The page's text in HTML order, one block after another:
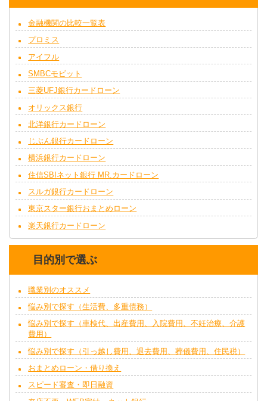
金融機関の比較一覧表
プロミス
アイフル
SMBCモビット
三菱UFJ銀行カードローン
オリックス銀行
北洋銀行カードローン
じぶん銀行カードローン
横浜銀行カードローン
住信SBIネット銀行 MR.カードローン
スルガ銀行カードローン
東京スター銀行おまとめローン
楽天銀行カードローン
目的別で選ぶ
職業別のオススメ
悩み別で探す（生活費、多重債務）
悩み別で探す（車検代、出産費用、入院費用、不妊治療、介護
費用）
悩み別で探す（引っ越し費用、退去費用、葬儀費用、住民税）
おまとめローン・借り換え
スピード審査・即日融資